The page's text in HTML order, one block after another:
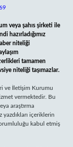
veya şahıs şirketi ile
hazırladığımız
niteliği
tamamen
niteliği taşımazlar.
ve İletişim Kurumu
vermektedir. Bu
araştırma
içeriklerin
kabul etmiş